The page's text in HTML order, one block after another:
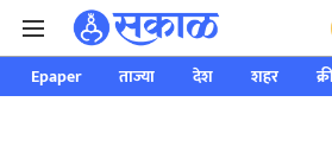
Epaper ताज्या देश शहर